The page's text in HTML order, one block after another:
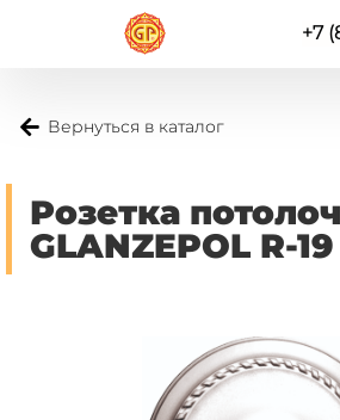
+7
Вернуться в каталог
Розетка
GLANZEPOL R-19